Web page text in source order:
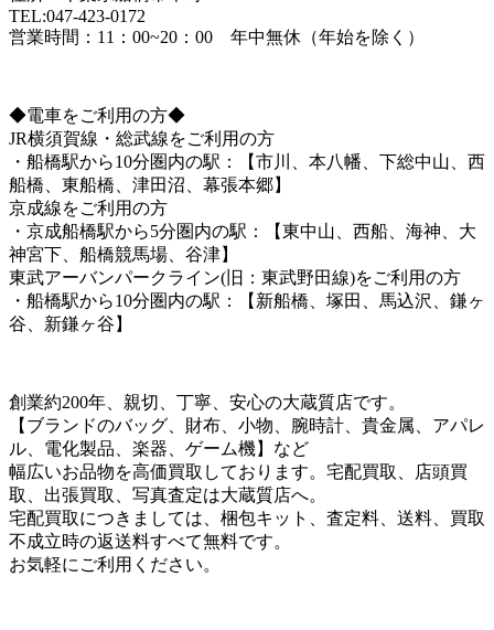
TEL:047-423-0172
営業時間：11：00~20：00 年中無休（年始を除く）
◆電車をご利用の方◆
JR横須賀線・総武線をご利用の方
・船橋駅から10分圏内の駅：【市川、本八幡、下総中山、西
船橋、東船橋、津田沼、幕張本郷】
京成線をご利用の方
・京成船橋駅から5分圏内の駅：【東中山、西船、海神、大
神宮下、船橋競馬場、谷津】
東武アーバンパークライン(旧：東武野田線)をご利用の方
・船橋駅から10分圏内の駅：【新船橋、塚田、馬込沢、鎌ヶ
谷、新鎌ヶ谷】
創業約200年、親切、丁寧、安心の大蔵質店です。
【ブランドのバッグ、財布、小物、腕時計、貴金属、アパレ
ル、電化製品、楽器、ゲーム機】など
幅広いお品物を高価買取しております。宅配買取、店頭買
取、出張買取、写真査定は大蔵質店へ。
宅配買取につきましては、梱包キット、査定料、送料、買取
不成立時の返送料すべて無料です。
お気軽にご利用ください。